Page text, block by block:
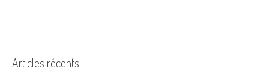
Articles récents